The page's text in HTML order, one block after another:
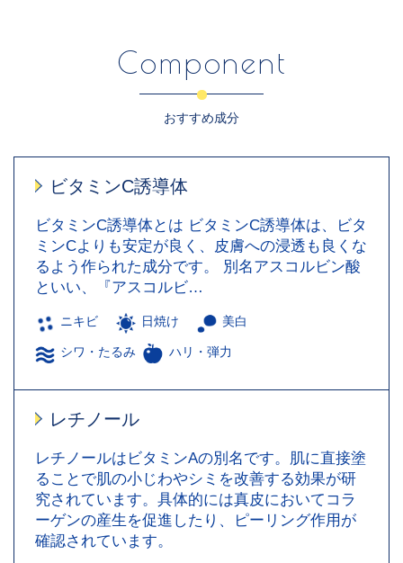
Component
おすすめ成分
ビタミンC誘導体
ビタミンC誘導体とは ビタミンC誘導体は、ビタ
ミンCよりも安定が良く、皮膚への浸透も良くな
るよう作られた成分です。 別名アスコルビン酸
といい、『アスコルビ…
ニキビ 日焼け 美白
シワ・たるみ ハリ・弾力
レチノール
レチノールはビタミンAの別名です。肌に直接塗
ることで肌の小じわやシミを改善する効果が研
究されています。具体的には真皮においてコラ
ーゲンの産生を促進したり、ピーリング作用が
確認されています。